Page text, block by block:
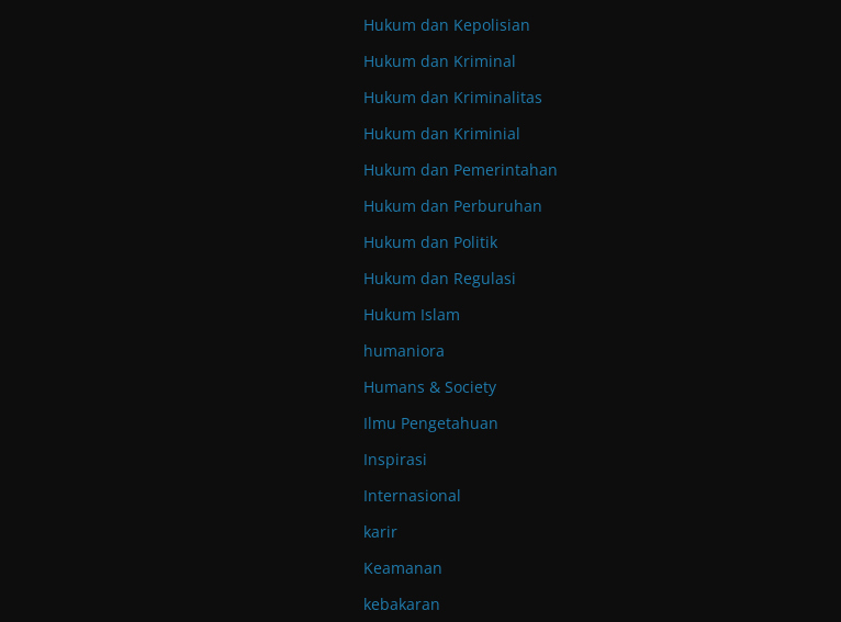
Hukum dan Kepolisian
Hukum dan Kriminal
Hukum dan Kriminalitas
Hukum dan Kriminial
Hukum dan Pemerintahan
Hukum dan Perburuhan
Hukum dan Politik
Hukum dan Regulasi
Hukum Islam
humaniora
Humans & Society
Ilmu Pengetahuan
Inspirasi
Internasional
karir
Keamanan
kebakaran